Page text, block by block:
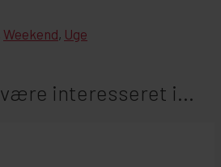
Weekend, Uge
være interesseret i...